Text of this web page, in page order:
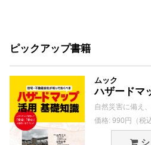
ピックアップ書籍
ムック
ハザードマ
自然災害に備え
価格: 990円（税
シ